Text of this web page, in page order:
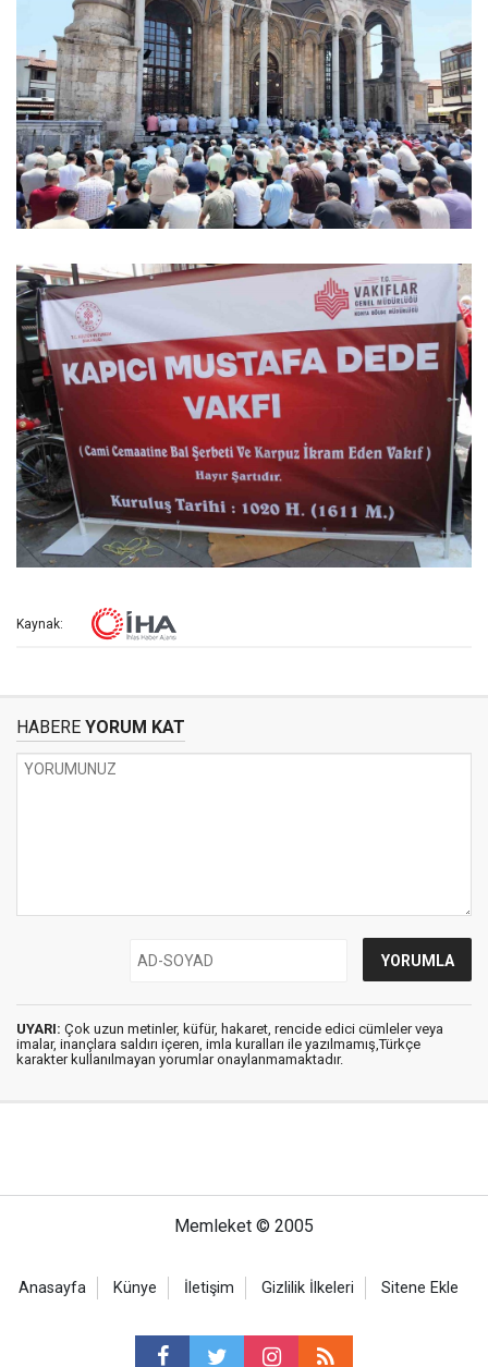
Kaynak:
HABERE YORUM KAT
UYARI: Çok uzun metinler, küfür, hakaret, rencide edici cümleler veya
imalar, inançlara saldırı içeren, imla kuralları ile yazılmamış,Türkçe
karakter kullanılmayan yorumlar onaylanmamaktadır.
Memleket © 2005
Anasayfa Künye İletişim Gizlilik İlkeleri Sitene Ekle